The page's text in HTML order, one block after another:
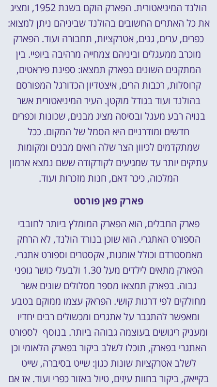
הולנד המיניאטורית. הפארק הוקם בשנת 1952, ומציג
את כל האתרים החשובים בהולנד שביניהם ניתן למצוא:
כפרים, ערים, גנים, אטרקציות, תחבורה ועוד. הפארק
מוכרב ממעגלים וביניהם צמחייה מרהיבה ביופיי. בין
המתקנים השונים בפארק תמצאו: ספינת פיראטים,
קרוסלות, רכבות הרים, איצטדיון הכדורגל המפורסם
בהולנד ועוד בגודל מוקטן. העיר המיניאטורית אשר
בנויה רבע מעגל ובסיסה מציג מבנים, שכונות וכפרים
חדשים ומודרניים היא הסמל של המקום. ככל
שמתקדמים לכיוון הצר שלה רואים מבנים ומקומות
עתיקים יותר עד שמגיעים לקודקודה ששם נמצא ארמון
המלכוה, כיכר דאם, חנות מזכרות ועוד.
פארק פאן פורסט
פארק החבלים, הוא הפארק המומלץ ביותר לחובבי
הספורט האתגרי. הוא שוכן בנורד הולנד, לא הרחק
מאמסטרדם וכולל אומגות, אקסטרים וספורט אתגרי.
הפארק מתאים לילדים מעל 1.30 ולבעלי כושר גופני
גבוה. בפארק תמצאו מספר מסלולים שונים אשר
מחולקים לפי דרגות קושי. הפראק עצמו ממוקם בטבע
ומאפשר להתגבר על אתגרים ומכשולים רבים יחדיו
ומעניק ריגושים בעוצמה גבוהה ביותר. בנוסף לספורט
האתגרי בפארק, תוכלו לשלב ביקור בפארק הלאומי וכן
לשלב אטרקציות שונות כגון: שייט בסיברה, שייט
בקייאק, ביקור בחוות עיזים, טיול באזור כפרי ועוד. אז אם